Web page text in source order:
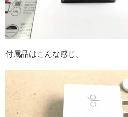
付属品はこんな感じ。